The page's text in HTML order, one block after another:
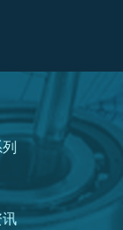
讯